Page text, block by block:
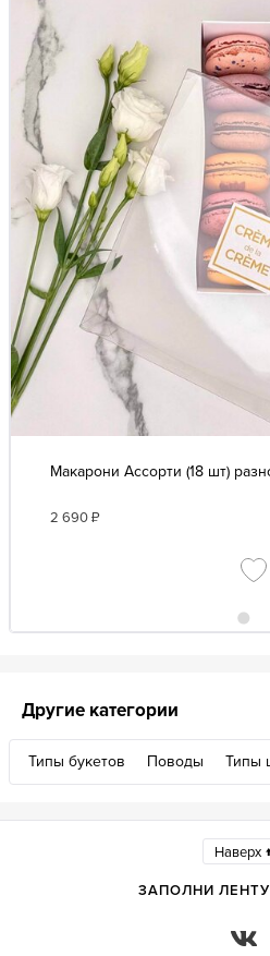
Макарони Ассорти (18 шт)
2 690₽
Другие категории
Типы букетов Поводы Типы
ЗАПОЛНИ
Наверх